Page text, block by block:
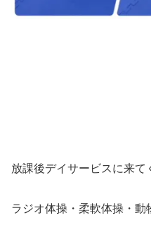
放課後デイサービスに来て
ラジオ体操・柔軟体操・